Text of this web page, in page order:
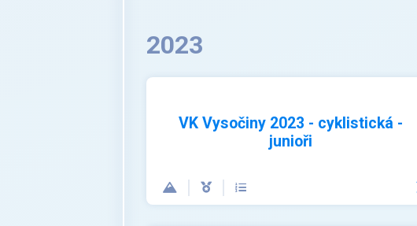
2023
VK Vysočiny 2023 - cyklistická -
junioři